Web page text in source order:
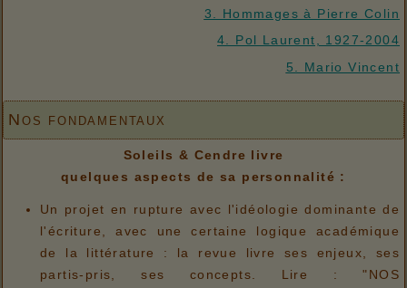
3. Hommages à Pierre Colin
4. Pol Laurent, 1927-2004
5. Mario Vincent
Nos fondamentaux
Soleils & Cendre livre
quelques aspects de sa personnalité :
Un projet en rupture avec l'idéologie dominante de
l'écriture, avec une certaine logique académique
de la littérature : la revue livre ses enjeux, ses
partis-pris, ses concepts. Lire : "NOS